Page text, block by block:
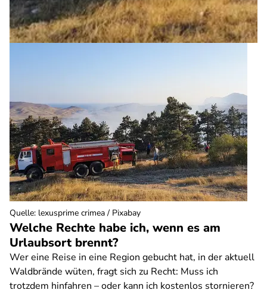
Welche Rechte habe ich, wenn es am
Urlaubsort brennt?
Wer eine Reise in eine Region gebucht hat, in der aktuell
Waldbrände wüten, fragt sich zu Recht: Muss ich
trotzdem hinfahren – oder kann ich kostenlos stornieren?
Quelle: lexusprime crimea / Pixabay